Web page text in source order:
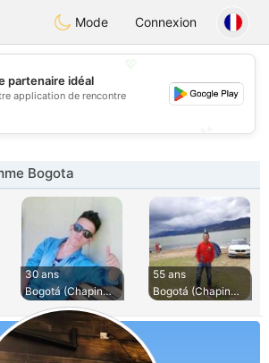
olombiaCitas
Mode Connexion
💕
partenaire idéal
application de rencontre
Bogota
30 ans
Bogotá (Chapinero)
55 ans
Bogotá (Chapinero)